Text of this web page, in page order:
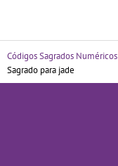
Códigos Sagrados Numéricos
Sagrado para jade